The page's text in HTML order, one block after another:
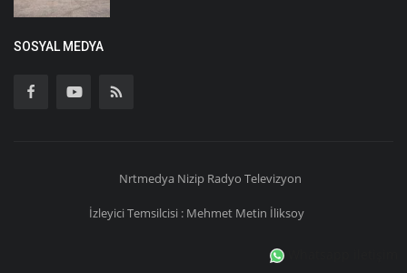
SOSYAL MEDYA
Nrtmedya Nizip Radyo Televizyon
İzleyici Temsilcisi : Mehmet Metin İliksoy